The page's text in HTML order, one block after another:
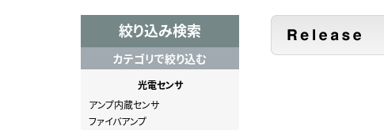
絞り込み検索
カテゴリで絞り込む
光電センサ
アンプ内蔵センサ
ファイバアンプ